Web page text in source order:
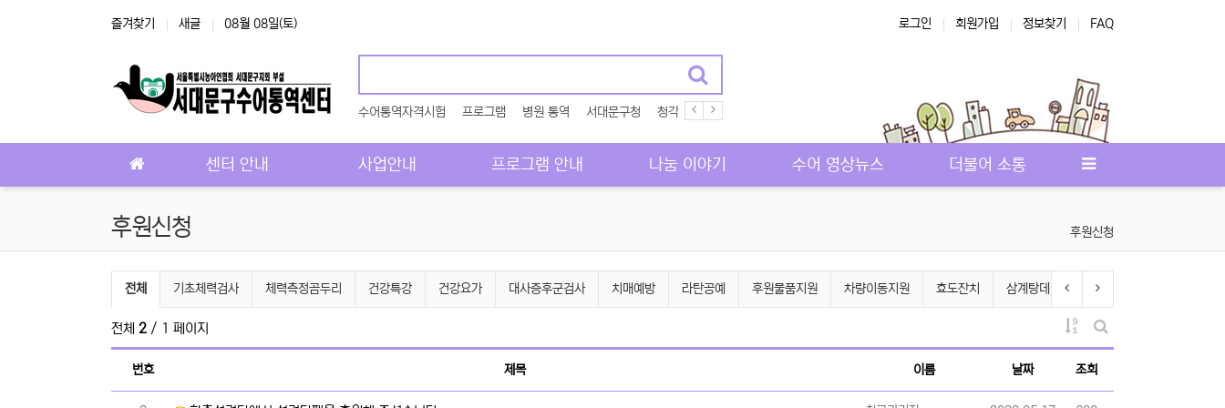
즐겨찾기 새글 08월 08일(토) 로그인 회원가입 정보찾기 FAQ
수어통역자격시험 프로그램 병원 통역 서대문구청 청각장애인 장애인복지 농아인협회 서대문구의회 쉼터 프로그램
센터 안내 사업안내 프로그램 안내 나눔 이야기 수어 영상뉴스 더불어 소통
후원신청 후원신청
후원신청 분류 목록
전체 기초체력검사 체력측정곰두리 건강특강 건강요가 대사증후군검사 치매예방 라탄공예 후원물품지원 차량이동지원 효도잔치 삼계탕데이 외부체험활동
이전 분류다음 분류
전체 2 / 1 페이지
게시물 정렬
게시판 검색
번호
제목 이름 날짜 조회